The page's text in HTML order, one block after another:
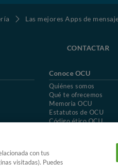
Las mejores Apps de
CONTACTAR
Conoce OCU
Quiénes somos
Qué te ofrecemos
Memoria OCU
Estatutos de OCU
Código ético OCU
Uso del nombre y de los
con tus
visitadas). Puedes